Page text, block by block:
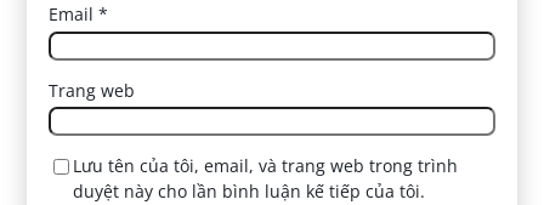
Email*
Trang web
Lưu tên của tôi, email, và trang web trong trình
duyệt này cho lần bình luận kế tiếp của tôi.